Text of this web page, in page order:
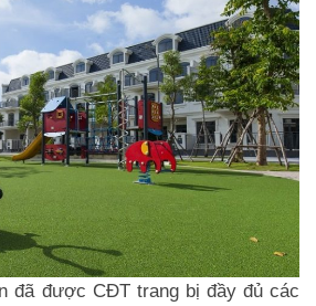
đã được CĐT trang bị đầy đủ các